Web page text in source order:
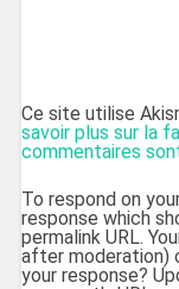
Ce site utilise
savoir plus sur la
commentaires
To respond on
response which
permalink URL.
after moderation)
your response?